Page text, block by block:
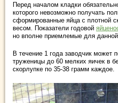
Перед началом кладки
которого невозможно получать
сформированные яйца с плотной
весом. Показатели годовой
но вполне приемлемые для данной
В течение 1 года заводчик может
труженицы до 60 мелких яичек в
скорлупке по 35-38 грамм каждое.